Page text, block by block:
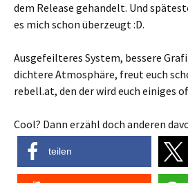
dem Release gehandelt. Und
es mich schon überzeugt :D.
Ausgefeilteres System, bessere
dichtere Atmosphäre, freut euch
rebell.at, den der wird euch einiges
Cool? Dann erzähl doch anderen
teilen